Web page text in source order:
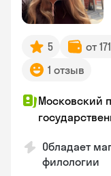
5 от
1 отзыв
Московский
Обладает
филологии